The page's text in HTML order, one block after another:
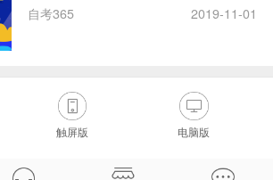
自考365 2019-11-01
触屏版 电脑版